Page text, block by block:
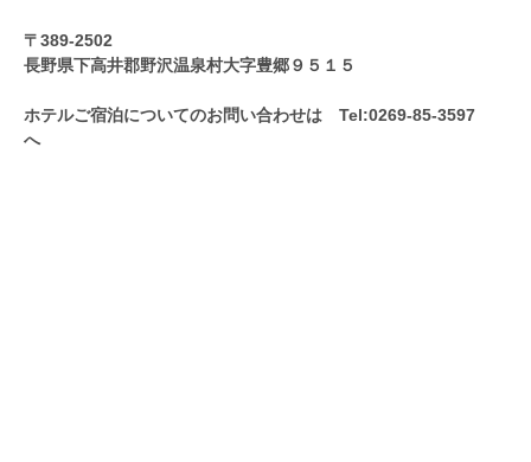
〒389-2502
長野県下高井郡野沢温泉村大字豊郷９５１５
ホテルご宿泊についてのお問い合わせは Tel:0269-85-3597
へ